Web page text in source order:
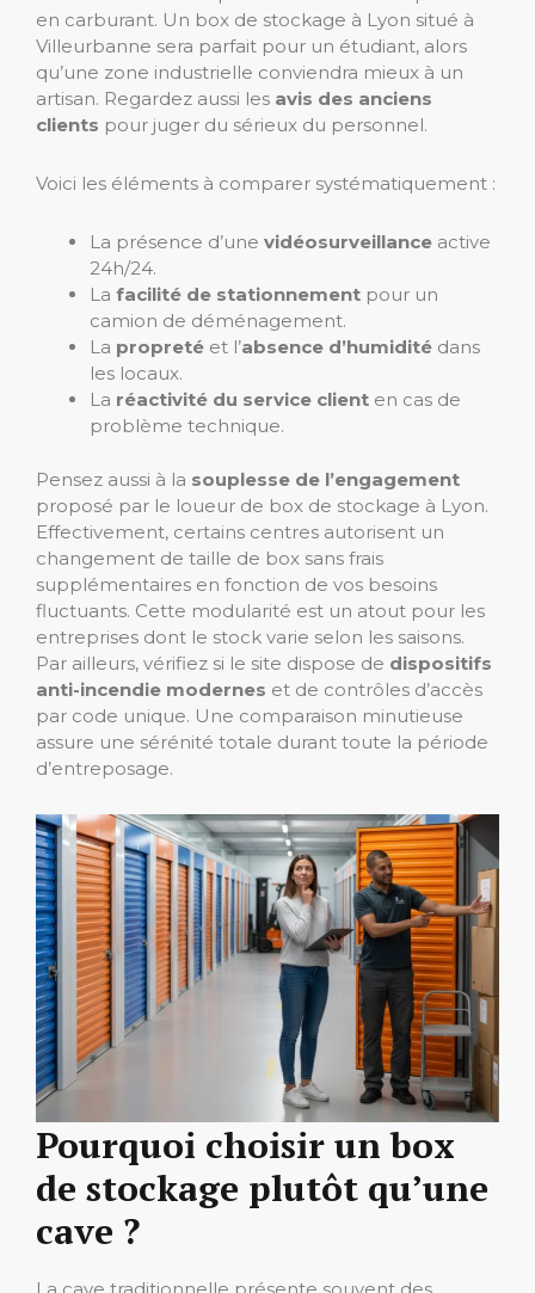
en carburant. Un box de stockage à Lyon situé à
Villeurbanne sera parfait pour un étudiant, alors
qu’une zone industrielle conviendra mieux à un
artisan. Regardez aussi les avis des anciens
clients pour juger du sérieux du personnel.
Voici les éléments à comparer systématiquement :
La présence d’une vidéosurveillance active
24h/24.
La facilité de stationnement pour un
camion de déménagement.
La propreté et l’absence d’humidité dans
les locaux.
La réactivité du service client en cas de
problème technique.
Pensez aussi à la souplesse de l’engagement
proposé par le loueur de box de stockage à Lyon.
Effectivement, certains centres autorisent un
changement de taille de box sans frais
supplémentaires en fonction de vos besoins
fluctuants. Cette modularité est un atout pour les
entreprises dont le stock varie selon les saisons.
Par ailleurs, vérifiez si le site dispose de dispositifs
anti-incendie modernes et de contrôles d’accès
par code unique. Une comparaison minutieuse
assure une sérénité totale durant toute la période
d’entreposage.
Pourquoi choisir un box
de stockage plutôt qu’une
cave ?